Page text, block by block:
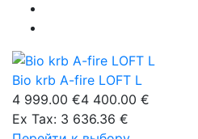
Bio krb A-fire LOFT L
4 999.00 €4 400.00 €
Ex Tax: 3 636.36 €